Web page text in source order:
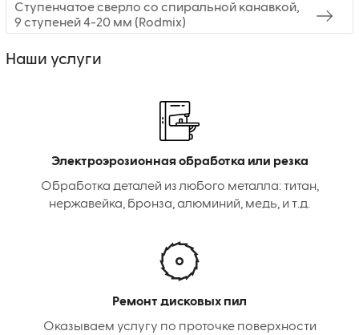
Ступенчатое сверло со спиральной канавкой,
9 ступеней 4-20 мм (Rodmix)
Наши услуги
Электроэрозионная обработка или резка
Обработка деталей из любого металла: титан,
нержавейка, бронза, алюминий, медь, и т.д.
Ремонт дисковых пил
Оказываем услугу по проточке поверхности